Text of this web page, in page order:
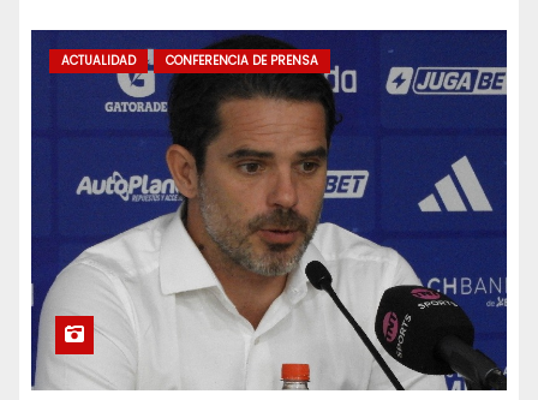
ACTUALIDAD CONFERENCIA DE PRENSA